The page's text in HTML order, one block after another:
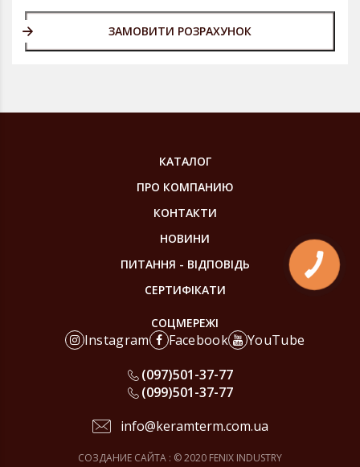
ЗАМОВИТИ РОЗРАХУНОК
КАТАЛОГ
ПРО КОМПАНИЮ
КОНТАКТИ
НОВИНИ
ПИТАННЯ - ВІДПОВІДЬ
СЕРТИФІКАТИ
СОЦМЕРЕЖІ
Instagram Facebook YouTube
info@keramterm.com.ua
(097)501-37-77
(099)501-37-77
СОЗДАНИЕ САЙТА : © 2020 FENIX INDUSTRY
КНОПКА
ЗВ'ЯЗКУ